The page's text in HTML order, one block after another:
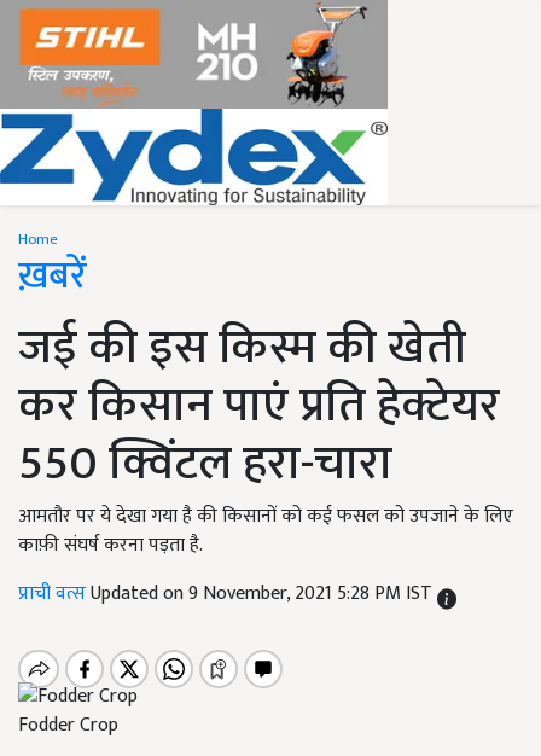
Home
ख़बरें
जई की इस किस्म की खेती
कर किसान पाएं प्रति हेक्टेयर
550 क्विंटल हरा-चारा
आमतौर पर ये देखा गया है की किसानों को कई फसल को उपजाने के लिए
काफ़ी संघर्ष करना पड़ता है.
प्राची वत्सUpdated on 9 November, 2021 5:28 PM IST
Fodder Crop